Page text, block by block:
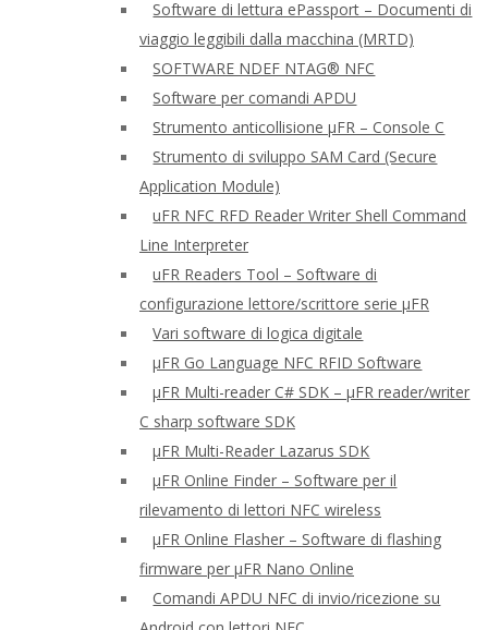
Software di lettura ePassport – Documenti di
viaggio leggibili dalla macchina (MRTD)
SOFTWARE NDEF NTAG® NFC
Software per comandi APDU
Strumento anticollisione μFR – Console C
Strumento di sviluppo SAM Card (Secure
Application Module)
uFR NFC RFD Reader Writer Shell Command
Line Interpreter
uFR Readers Tool – Software di
configurazione lettore/scrittore serie μFR
Vari software di logica digitale
μFR Go Language NFC RFID Software
μFR Multi-reader C# SDK – μFR reader/writer
C sharp software SDK
μFR Multi-Reader Lazarus SDK
μFR Online Finder – Software per il
rilevamento di lettori NFC wireless
μFR Online Flasher – Software di flashing
firmware per μFR Nano Online
Comandi APDU NFC di invio/ricezione su